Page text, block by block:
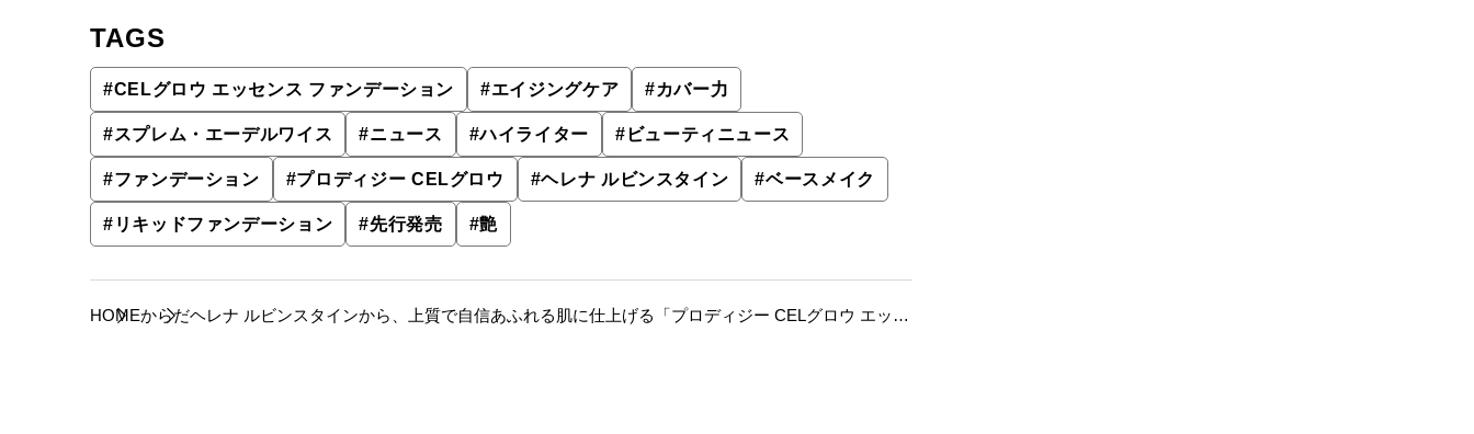
TAGS
#CELグロウ エッセンス ファンデーション #エイジングケア #カバー力
#スプレム・エーデルワイス #ニュース #ハイライター # ビューティニュース
#ファンデーション #プロディジー CELグロウ #ヘレナ ルビンスタイン #ベースメイク
# リキッドファンデーション #先行発売 #艶
HOMEからだヘレナ ルビンスタインから、上質で自信あふれる肌に仕上げる「プロディジー CELグロウ エッセ